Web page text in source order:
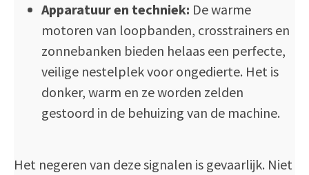
Apparatuur en techniek: De warme
motoren van loopbanden, crosstrainers en
zonnebanken bieden helaas een perfecte,
veilige nestelplek voor ongedierte. Het is
donker, warm en ze worden zelden
gestoord in de behuizing van de machine.
Het negeren van deze signalen is gevaarlijk. Niet